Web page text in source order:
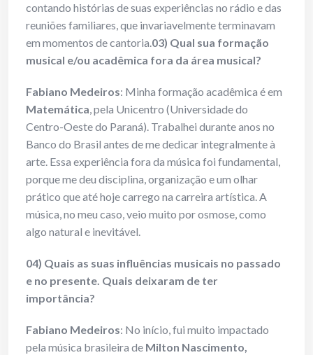
contando histórias de suas experiências no rádio e das
reuniões familiares, que invariavelmente terminavam
em momentos de cantoria.03) Qual sua formação
musical e/ou acadêmica fora da área musical?
Fabiano Medeiros: Minha formação acadêmica é em
Matemática, pela Unicentro (Universidade do
Centro-Oeste do Paraná). Trabalhei durante anos no
Banco do Brasil antes de me dedicar integralmente à
arte. Essa experiência fora da música foi fundamental,
porque me deu disciplina, organização e um olhar
prático que até hoje carrego na carreira artística. A
música, no meu caso, veio muito por osmose, como
algo natural e inevitável.
04) Quais as suas influências musicais no passado
e no presente. Quais deixaram de ter
importância?
Fabiano Medeiros: No início, fui muito impactado
pela música brasileira de Milton Nascimento,